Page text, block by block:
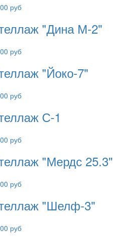
руб
"Дина М-2"
руб
"Йоко-7"
руб
С-1
руб
"Мердс 25.3"
руб
"Шелф-3"
руб